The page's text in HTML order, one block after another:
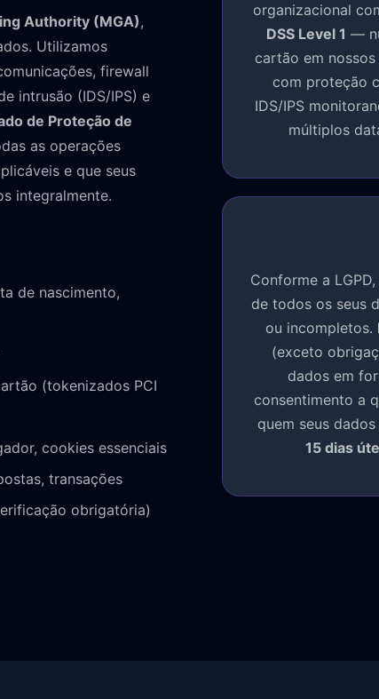
Authority (MGA),
Utilizamos
firewall
intrusão (IDS/IPS) e
de Proteção de
as operações
e que seus
integralmente.
de nascimento,
(tokenizados PCI
cookies essenciais
transações
obrigatória)
organizacional
DSS Level 1 —
cartão em
com proteção
IDS/IPS
múltiplos
Conforme a
de todos os seus
ou incompletos.
(exceto
dados em
consentimento a
quem seus
15 dias